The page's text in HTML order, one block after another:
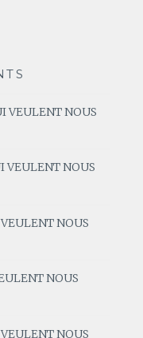
VEULENT NOUS
VEULENT NOUS
NOUS
NOUS
NOUS